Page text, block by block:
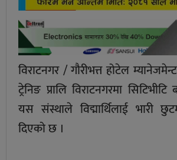
विराटनगर / गौरीभत्त होटेल
ट्रेनिङ प्रालि विराटनगरमा सिटिभीटि
यस संस्थाले विद्मार्थिलाई भारी
दिएको छ ।